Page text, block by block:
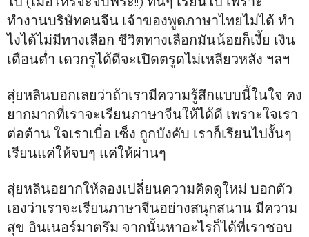
ทำงานบริษัทคนจีน เจ้าของพูดภาษาไทยไม่ได้ ทำ
ไงได้ไม่มีทางเลือก ชีวิตทางเลือกมันน้อยก็เงี้ย เงิน
เดือนต่ำ เดวกรูได้ดีจะเปิดตรูดไม่เหลียวหลัง ฯลฯ
สุ่ยหลินบอกเลยว่าถ้าเรามีความรู้สึกแบบนี้ในใจ คง
ยากมากที่เราจะเรียนภาษาจีนให้ได้ดี เพราะใจเรา
ต่อต้าน ใจเราเบื่อ เซ็ง ถูกบังคับ เราก็เรียนไปงั้นๆ
เรียนแค่ให้จบๆ แค่ให้ผ่านๆ
สุ่ยหลินอยากให้ลองเปลี่ยนความคิดดูใหม่ บอกตัว
เองว่าเราจะเรียนภาษาจีนอย่างสนุกสนาน มีความ
สุข อินเนอร์มาตรึม จากนั้นหาอะไรก็ได้ที่เราชอบ